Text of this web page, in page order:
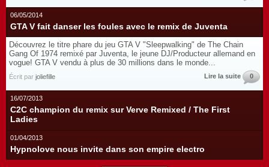
06/05/2014
GTA V fait danser les foules avec le remix de Juventa
Découvrez le titre phare du jeu GTA V "Sleepwalking" de The Chain
Gang Of 1974 remixé par Juventa, le jeune DJ/Producteur allemand en
vogue! GTA V vendu à plus de 30 millions dans le monde...
Écrit par joliefille Lire la suite 0
16/07/2013
C2C champion du remix sur Verve Remixed / The First
Ladies
01/04/2013
Hypnolove nous invite dans son empire electro